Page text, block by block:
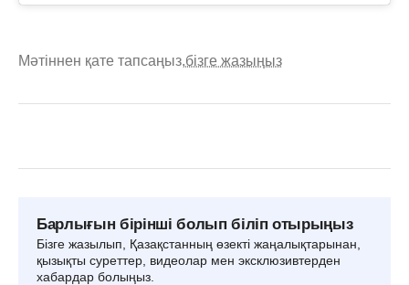
Мәтіннен қате тапсаңыз,бізге жазыңыз
Барлығын бірінші болып біліп отырыңыз
Бізге жазылып, Қазақстанның өзекті жаңалықтарынан,
қызықты суреттер, видеолар мен эксклюзивтерден
хабардар болыңыз.